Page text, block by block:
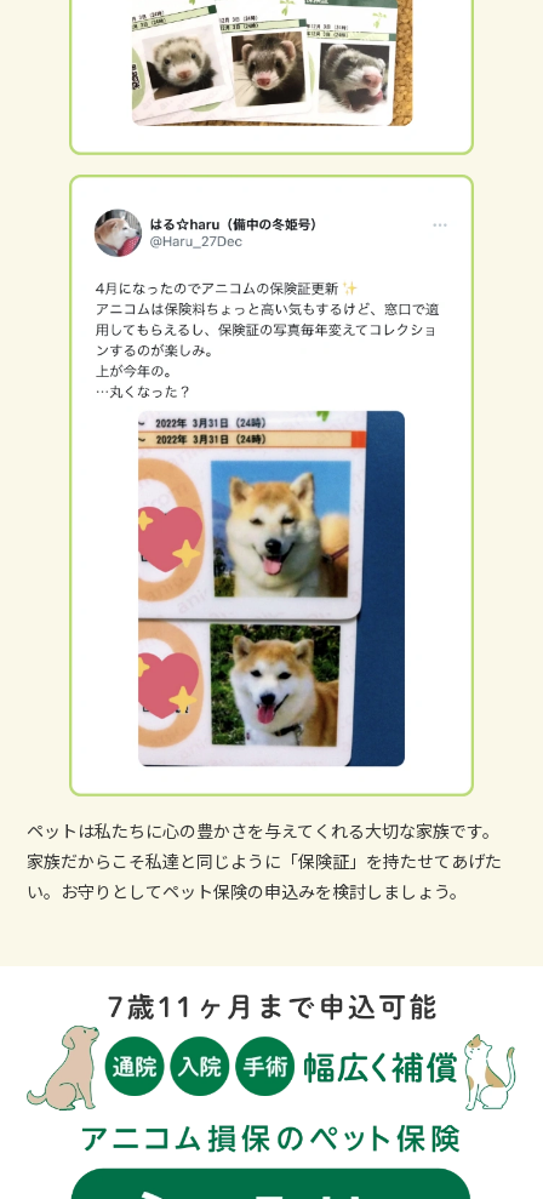
ペットは私たちに心の豊かさを与えてくれる大切な家族です。
家族だからこそ私達と同じように「保険証」を持たせてあげた
い。お守りとしてペット保険の申込みを検討しましょう。